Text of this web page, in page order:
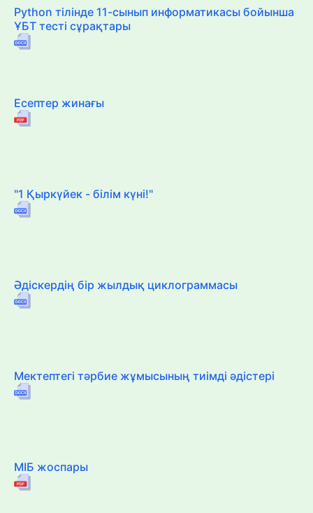
Python тілінде 11-сынып информатикасы бойынша
ҰБТ тесті сұрақтары
Есептер жинағы
"1 Қыркүйек - білім күні!"
Әдіскердің бір жылдық циклограммасы
Мектептегі тәрбие жұмысының тиімді әдістері
МІБ жоспары